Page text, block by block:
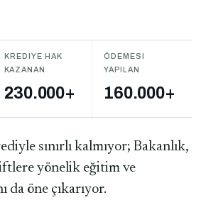
KREDIYE HAK
KAZANAN
230.000+
ÖDEMESI
YAPILAN
160.000+
sınırlı kalmıyor; Bakanlık,
yönelik eğitim ve
da öne çıkarıyor.